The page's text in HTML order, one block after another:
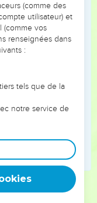
!
ÉVITER LES
doutes, les erreurs
alors même que ce
et responsables
que leurs erreurs
un ministère, une
est faite
(comme des
utilisateur) et
(comme vos
renseignées dans
:
tels que de la
notre service de